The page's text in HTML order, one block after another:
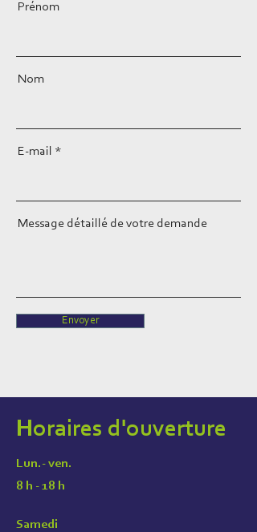
Prénom
Nom
E-mail
Message détaillé de votre demande
Envoyer
Horaires d'ouverture
Lun.- ven.
8 h - 18 h
Samedi